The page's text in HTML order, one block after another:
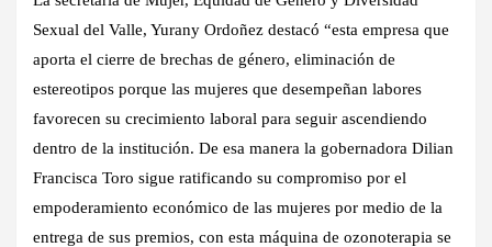
Sexual del Valle, Yurany Ordoñez destacó “esta empresa que
aporta el cierre de brechas de género, eliminación de
estereotipos porque las mujeres que desempeñan labores
favorecen su crecimiento laboral para seguir ascendiendo
dentro de la institución. De esa manera la gobernadora Dilian
Francisca Toro sigue ratificando su compromiso por el
empoderamiento económico de las mujeres por medio de la
entrega de sus premios, con esta máquina de ozonoterapia se